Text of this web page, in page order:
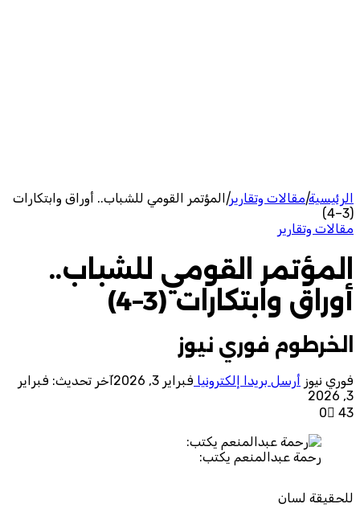
الرئيسية|مقالات وتقارير| المؤتمر القومي للشباب.. أوراق وابتكارات
(3–4)
مقالات وتقارير
المؤتمر القومي للشباب..
أوراق وابتكارات (3–4)
الخرطوم فوري نيوز
فوري نيوز أرسل بريدا إلكترونيا فبراير 3, 2026
آخر تحديث: فبراير
3, 2026
0
43
رحمة عبدالمنعم يكتب:
للحقيقة لسان